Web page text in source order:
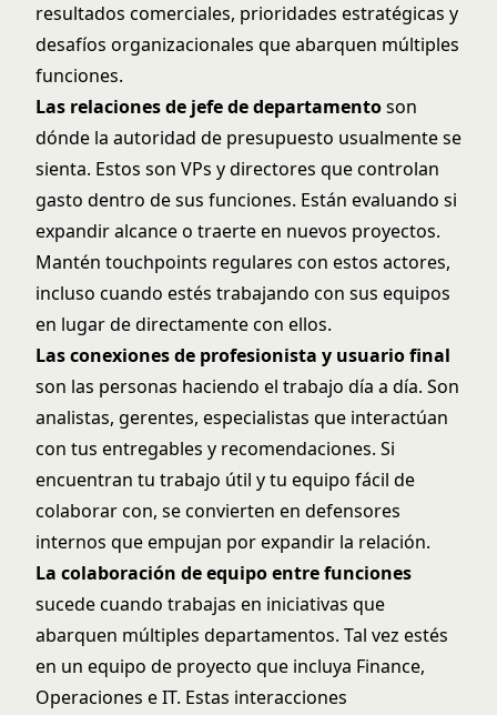
resultados comerciales, prioridades estratégicas y
desafíos organizacionales que abarquen múltiples
funciones.
Las relaciones de jefe de departamentoson
dónde la autoridad de presupuesto usualmente se
sienta. Estos son VPs y directores que controlan
gasto dentro de sus funciones. Están evaluando si
expandir alcance o traerte en nuevos proyectos.
Mantén touchpoints regulares con estos actores,
incluso cuando estés trabajando con sus equipos
en lugar de directamente con ellos.
Las conexiones de profesionista y usuario final
son las personas haciendo el trabajo día a día. Son
analistas, gerentes, especialistas que interactúan
con tus entregables y recomendaciones. Si
encuentran tu trabajo útil y tu equipo fácil de
colaborar con, se convierten en defensores
internos que empujan por expandir la relación.
La colaboración de equipo entre funciones
sucede cuando trabajas en iniciativas que
abarquen múltiples departamentos. Tal vez estés
en un equipo de proyecto que incluya Finance,
Operaciones e IT. Estas interacciones